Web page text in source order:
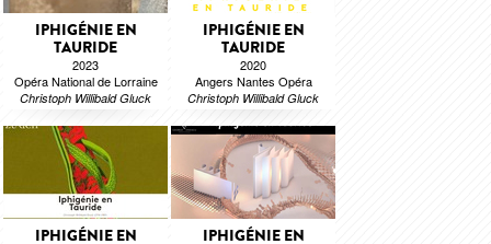
IPHIGÉNIE EN
TAURIDE
2023
Opéra National de Lorraine
Christoph Willibald Gluck
IPHIGÉNIE EN
TAURIDE
2020
Angers Nantes Opéra
Christoph Willibald Gluck
IPHIGÉNIE EN
IPHIGÉNIE EN